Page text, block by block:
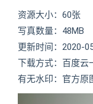
资源大小：60张
写真数量：48MB
更新时间：2020-
下载方式：百度云
有无水印：官方原